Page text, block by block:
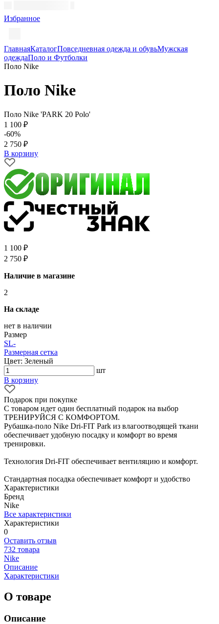
Избранное
ГлавнаяКаталогПовседневная одежда и обувьМужская
одеждаПоло и Футболки
Поло Nike
Поло Nike
Поло Nike 'PARK 20 Polo'
1 100 ₽
-60%
2 750 ₽
В корзину
1 100 ₽
2 750 ₽
Наличие в магазине
2
На складе
нет в наличии
Размер
SL-
Размерная сетка
Цвет: Зеленый
шт
В корзину
Подарок при покупке
С товаром идет один бесплатный подарок на выбор
ТРЕНИРУЙСЯ С КОМФОРТОМ.
Рубашка-поло Nike Dri-FIT Park из влагоотводящей ткани
обеспечивает удобную посадку и комфорт во время
тренировки.
Технология Dri-FIT обеспечивает вентиляцию и комфорт.
Стандартная посадка обеспечивает комфорт и удобство
Характеристики
Бренд
Nike
Все характеристики
Характеристики
0
Оставить отзыв
732 товара
Nike
Описание
Характеристики
О товаре
Описание